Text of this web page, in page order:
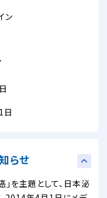
ン
日
らせ
」を主題として、日本泌